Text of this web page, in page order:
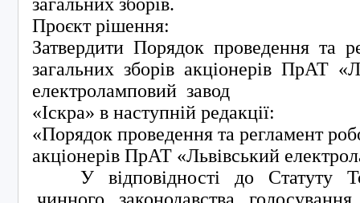
Проєкт рішення:
Затвердити Порядок проведення та
загальних зборів акціонерів ПрАТ
електроламповий завод
«Іскра» в наступній редакції:
«Порядок проведення та регламент
акціонерів ПрАТ «Львівський
У відповідності до Статуту